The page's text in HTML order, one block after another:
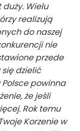
Wielu
realizują
do naszej
nie
przede
dzielić
powinna
że jeśli
Rok temu
Korzenie w